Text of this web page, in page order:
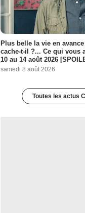
Plus belle la vie en
cache-t-il ?... Ce qui vous
10 au 14 août 2026
samedi 8 août 2026
Toutes les actus